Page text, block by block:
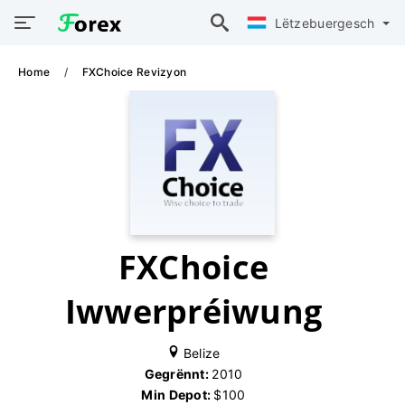
Lëtzebuergesch
Home FXChoice Revizyon
FXChoice
Iwwerpréiwung
Belize
Gegrënnt: 2010
Min Depot: $100